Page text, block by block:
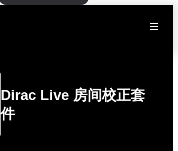
Dirac Live 房间校正套
件